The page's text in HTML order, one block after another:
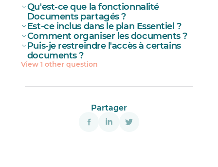
Qu'est-ce que la fonctionnalité
Documents partagés ?
Est-ce inclus dans le plan Essentiel ?
Comment organiser les documents ?
Puis-je restreindre l'accès à certains
documents ?
View 1 other question
Partager